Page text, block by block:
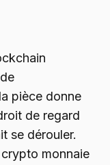
pièce donne
de regard
se dérouler.
monnaie